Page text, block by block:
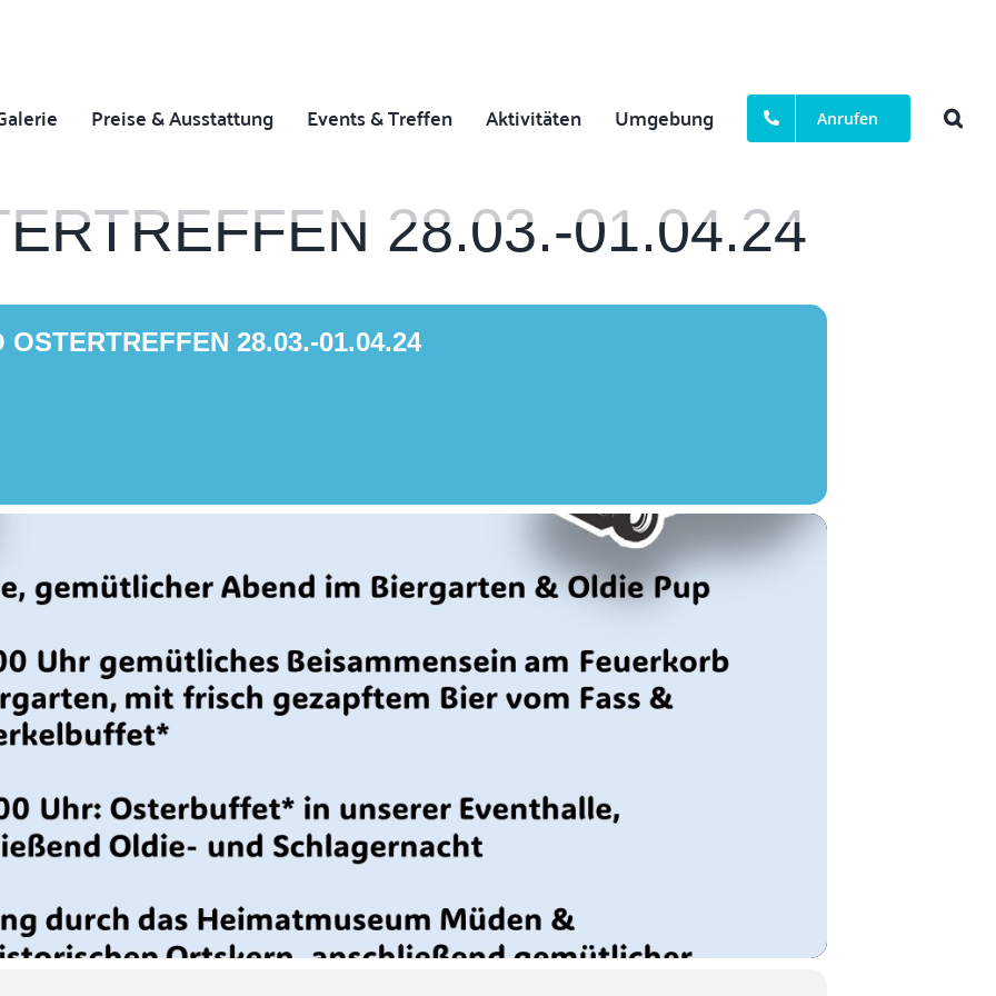
Preise & Ausstattung Events & Treffen Aktivitäten Umgebung Anrufen
28.03.-01.04.24
OSTERTREFFEN 28.03.-01.04.24